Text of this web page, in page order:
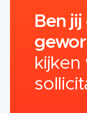
Ben
kijken